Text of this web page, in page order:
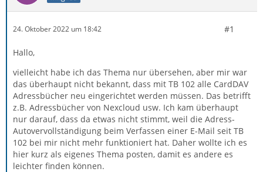
24. Oktober 2022 um 18:42 #1
Hallo,
vielleicht habe ich das Thema nur übersehen, aber mir war
das überhaupt nicht bekannt, dass mit TB 102 alle CardDAV
Adressbücher neu eingerichtet werden müssen. Das betrifft
z.B. Adressbücher von Nexcloud usw. Ich kam überhaupt
nur darauf, dass da etwas nicht stimmt, weil die Adress-
Autovervollständigung beim Verfassen einer E-Mail seit TB
102 bei mir nicht mehr funktioniert hat. Daher wollte ich es
hier kurz als eigenes Thema posten, damit es andere es
leichter finden können.